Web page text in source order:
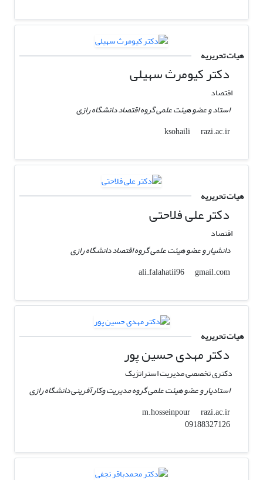
هیات تحریریه
دکتر کیومرث سهیلی
اقتصاد
استاد و عضو هیئت علمی گروه اقتصاد دانشگاه رازی
ksohaili
razi.ac.ir
هیات تحریریه
دکتر علی فلاحتی
اقتصاد
دانشیار و عضو هیئت علمی گروه اقتصاد دانشگاه رازی
ali.falahatii96
gmail.com
هیات تحریریه
دکتر مهدی حسین پور
دکتری تخصصی مدیریت استراتژیک
استادیار و عضو هیئت علمی گروه مدیریت وکارآفرینی دانشگاه رازی
m.hosseinpour
razi.ac.ir
09188327126